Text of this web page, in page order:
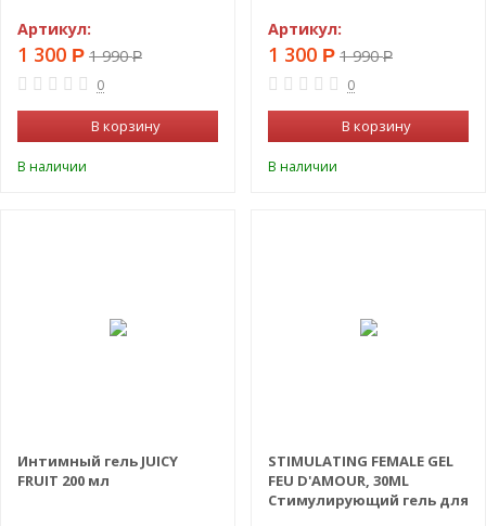
Артикул:
1 300 Р 1 990Р
0
В корзину
В наличии
Артикул:
1 300 Р 1 990Р
0
В корзину
В наличии
Интимный гель JUICY
FRUIT 200 мл
STIMULATING FEMALE GEL
FEU D'AMOUR, 30ML
Стимулирующий гель для